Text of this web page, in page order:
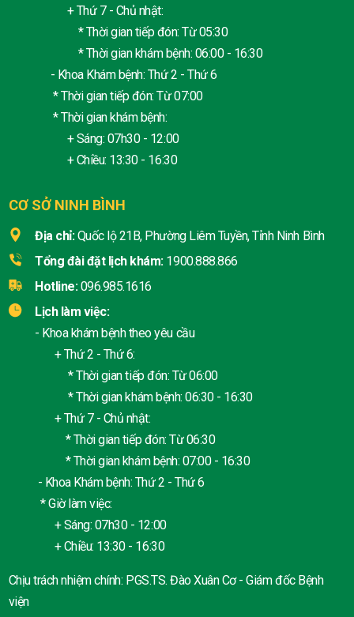
+ Thứ 7 - Chủ nhật:
* Thời gian tiếp đón: Từ 05:30
* Thời gian khám bệnh: 06:00 - 16:30
- Khoa Khám bệnh: Thứ 2 - Thứ 6
* Thời gian tiếp đón: Từ 07:00
* Thời gian khám bệnh:
+ Sáng: 07h30 - 12:00
+ Chiều: 13:30 - 16:30
CƠ SỞ NINH BÌNH
Địa chỉ: Quốc lộ 21B, Phường Liêm Tuyền, Tỉnh Ninh Bình
Tổng đài đặt lịch khám: 1900.888.866
Hotline: 096.985.1616
Lịch làm việc:
- Khoa khám bệnh theo yêu cầu
+ Thứ 2 - Thứ 6:
* Thời gian tiếp đón: Từ 06:00
* Thời gian khám bệnh: 06:30 - 16:30
+ Thứ 7 - Chủ nhật:
* Thời gian tiếp đón: Từ 06:30
* Thời gian khám bệnh: 07:00 - 16:30
- Khoa Khám bệnh: Thứ 2 - Thứ 6
* Giờ làm việc:
+ Sáng: 07h30 - 12:00
+ Chiều: 13:30 - 16:30
Chịu trách nhiệm chính: PGS.TS. Đào Xuân Cơ - Giám đốc Bệnh
viện